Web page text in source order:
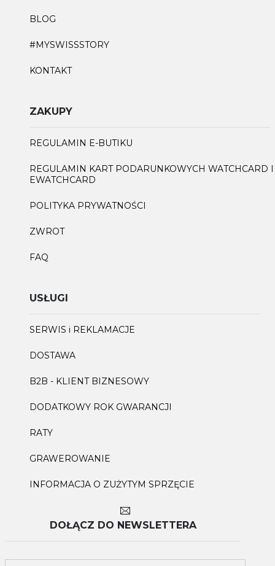
BLOG
#MYSWISSSTORY
KONTAKT
ZAKUPY
REGULAMIN E-BUTIKU
REGULAMIN KART PODARUNKOWYCH WATCHCARD I
EWATCHCARD
POLITYKA PRYWATNOŚCI
ZWROT
FAQ
USŁUGI
SERWIS i REKLAMACJE
DOSTAWA
B2B - KLIENT BIZNESOWY
DODATKOWY ROK GWARANCJI
RATY
GRAWEROWANIE
INFORMACJA O ZUŻYTYM SPRZĘCIE
DOŁĄCZ DO NEWSLETTERA